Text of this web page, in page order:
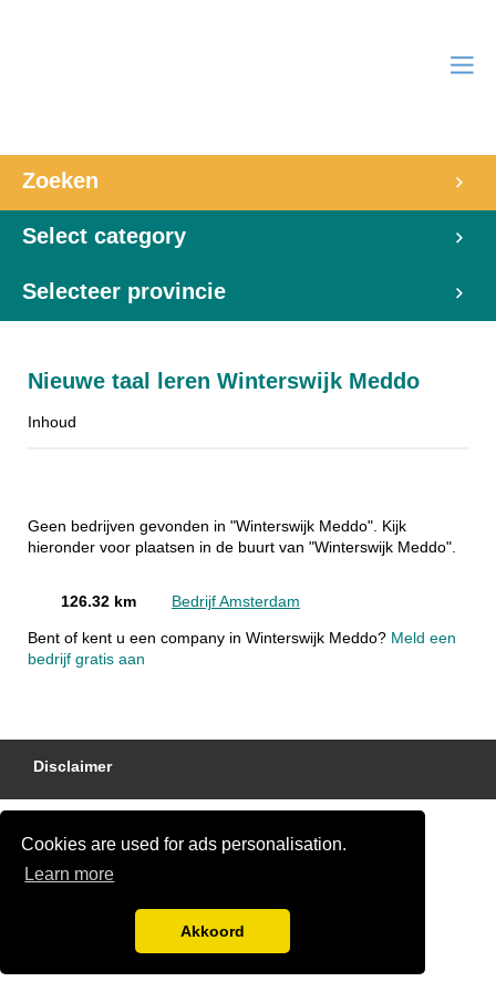
Cookies are used for ads personalisation.
Learn more
Akkoord
Zoeken
Select category
Selecteer provincie
Nieuwe taal leren Winterswijk Meddo
Inhoud
Geen bedrijven gevonden in "Winterswijk Meddo". Kijk
hieronder voor plaatsen in de buurt van "Winterswijk Meddo".
126.32 km Bedrijf Amsterdam
Bent of kent u een company in Winterswijk Meddo? Meld een
bedrijf gratis aan
Disclaimer